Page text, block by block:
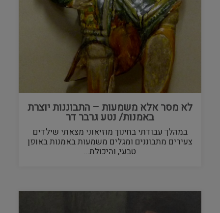
לא מסר אלא משמעות – התבוננות יוצרת
באמנות/ נטע גרבר דר
במהלך עבודתי בחינוך מוזיאוני מצאתי שילדים
צעירים מתבוננים ומגלים משמעות באמנות באופן
טבעי, והיכולת…